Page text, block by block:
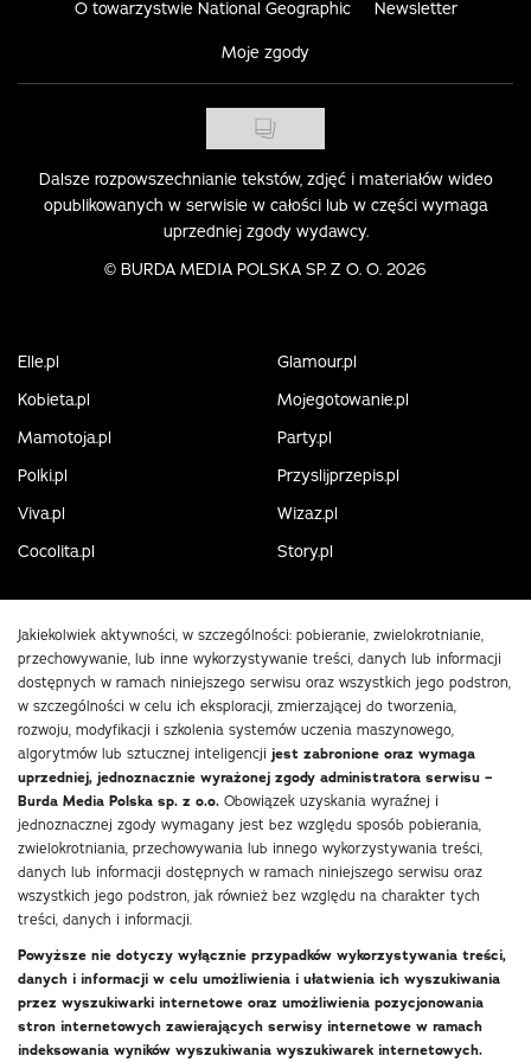
O towarzystwie National Geographic Newsletter
Moje zgody
Dalsze rozpowszechnianie tekstów, zdjęć i materiałów wideo
opublikowanych w serwisie w całości lub w części wymaga
uprzedniej zgody wydawcy.
© BURDA MEDIA POLSKA SP. Z O. O. 2026
Elle.pl
Glamour.pl
Kobieta.pl
Mojegotowanie.pl
Mamotoja.pl
Party.pl
Polki.pl
Przyslijprzepis.pl
Viva.pl
Wizaz.pl
Cocolita.pl
Story.pl
Jakiekolwiek aktywności, w szczególności: pobieranie, zwielokrotnianie,
przechowywanie, lub inne wykorzystywanie treści, danych lub informacji
dostępnych w ramach niniejszego serwisu oraz wszystkich jego podstron,
w szczególności w celu ich eksploracji, zmierzającej do tworzenia,
rozwoju, modyfikacji i szkolenia systemów uczenia maszynowego,
algorytmów lub sztucznej inteligencji jest zabronione oraz wymaga
uprzedniej, jednoznacznie wyrażonej zgody administratora serwisu –
Burda Media Polska sp. z o.o. Obowiązek uzyskania wyraźnej i
jednoznacznej zgody wymagany jest bez względu sposób pobierania,
zwielokrotniania, przechowywania lub innego wykorzystywania treści,
danych lub informacji dostępnych w ramach niniejszego serwisu oraz
wszystkich jego podstron, jak również bez względu na charakter tych
treści, danych i informacji.
Powyższe nie dotyczy wyłącznie przypadków wykorzystywania treści,
danych i informacji w celu umożliwienia i ułatwienia ich wyszukiwania
przez wyszukiwarki internetowe oraz umożliwienia pozycjonowania
stron internetowych zawierających serwisy internetowe w ramach
indeksowania wyników wyszukiwania wyszukiwarek internetowych.